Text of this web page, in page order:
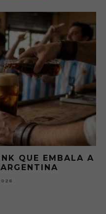
QUE EMBALA A